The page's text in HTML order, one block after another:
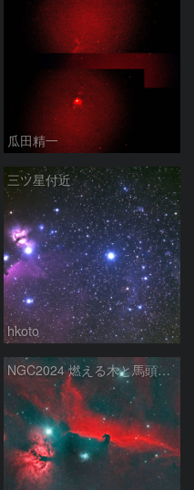
瓜田精一
三ツ星付近
hkoto
NGC2024 燃える木と馬頭星雲